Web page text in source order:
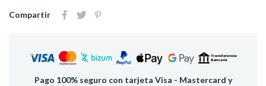
Compartir
Pago 100% seguro con tarjeta Visa - Mastercard y